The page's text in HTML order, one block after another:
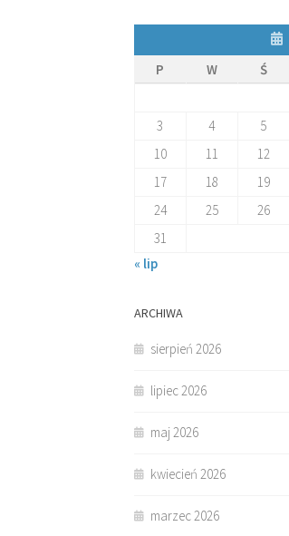
P
W Ś
3
4 5
10
11 12
17
18 19
24
25 26
31
« lip
ARCHIWA
sierpień 2026
lipiec 2026
maj 2026
kwiecień 2026
marzec 2026